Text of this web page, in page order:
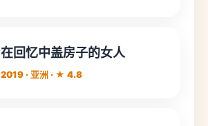
在回忆中盖房子的女人
2019 · 亚洲 · ★ 4.8